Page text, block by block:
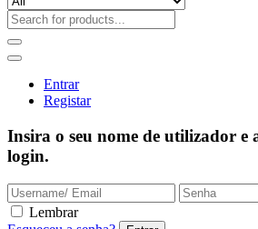
Entrar
Registar
Insira o seu nome de utilizador e
login.
Lembrar